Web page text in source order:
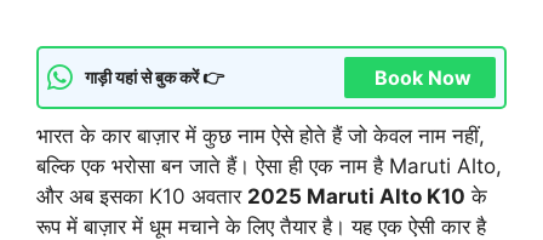
गाड़ी यहां से बुक करें 👉 Book Now
भारत के कार बाज़ार में कुछ नाम ऐसे होते हैं जो केवल नाम नहीं,
बल्कि एक भरोसा बन जाते हैं। ऐसा ही एक नाम है Maruti Alto,
और अब इसका K10 अवतार 2025 Maruti Alto K10 के
रूप में बाज़ार में धूम मचाने के लिए तैयार है। यह एक ऐसी कार है